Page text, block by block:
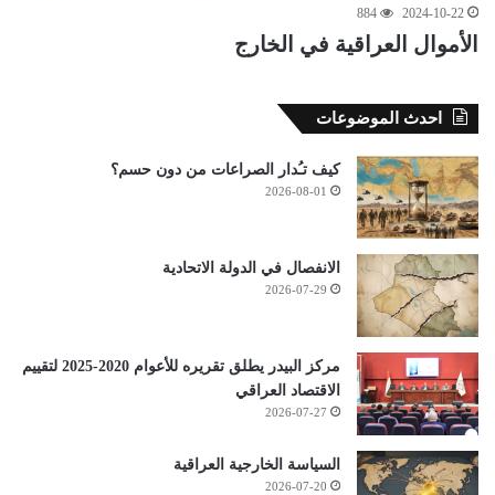
2024-10-22
884
الأموال العراقية في الخارج
احدث الموضوعات
كيف تـُدار الصراعات من دون حسم؟
2026-08-01
الانفصال في الدولة الاتحادية
2026-07-29
مركز البيدر يطلق تقريره للأعوام 2020-2025 لتقييم
الاقتصاد العراقي
2026-07-27
السياسة الخارجية العراقية
2026-07-20